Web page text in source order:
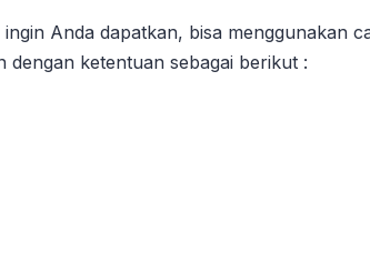
Anda dapatkan, bisa menggunakan
ketentuan sebagai berikut :